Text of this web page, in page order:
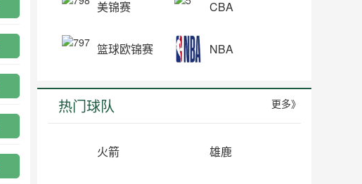
美锦赛 CBA
篮球欧锦赛 NBA
热门球队 更多》
火箭 雄鹿